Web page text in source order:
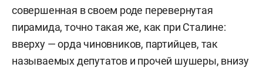
совершенная в своем роде перевернутая
пирамида, точно такая же, как при Сталине:
вверху — орда чиновников, партийцев, так
называемых депутатов и прочей шушеры, внизу